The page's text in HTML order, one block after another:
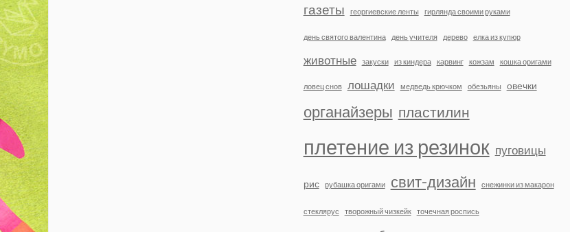
газеты георгиевские ленты гирлянда своими руками
день святого валентина день учителя дерево елка из купюр
животные закуски из киндера карвинг кожзам кошка оригами
ловец снов лошадки медведь крючком обезьяны овечки
органайзеры пластилин
плетение из резинок пуговицы
рис рубашка оригами свит-дизайн снежинки из макарон
стеклярус творожный чизкейк точечная роспись